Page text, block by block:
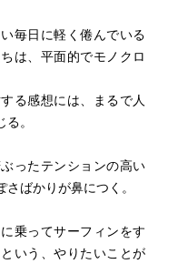
毎日に軽く倦んでいる
は、平面的でモノクロ
る感想には、まるで人
。
ったテンションの高い
ばかりが鼻につく。
乗ってサーフィンをす
いう、やりたいことが